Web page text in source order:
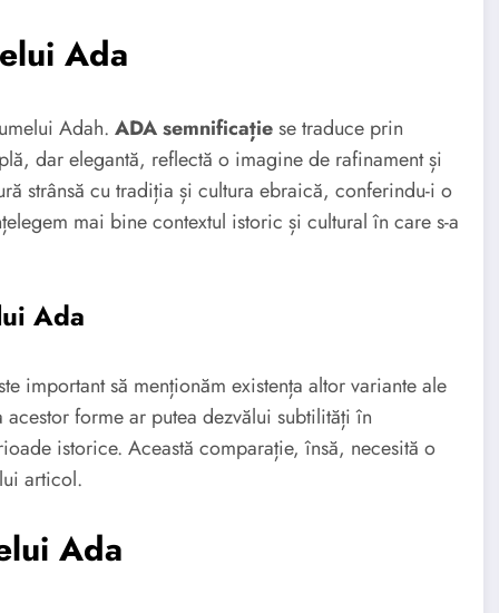
Ada
Adah. ADA semnificațiese traduce prin
dar elegantă, reflectă o imagine de rafinament și
strânsă cu tradiția și cultura ebraică, conferindu-i o
mai bine contextul istoric și cultural în care s-a
Ada
important să menționăm existența altor variante ale
forme ar putea dezvălui subtilități în
istorice. Această comparație, însă, necesită o
articol.
Ada